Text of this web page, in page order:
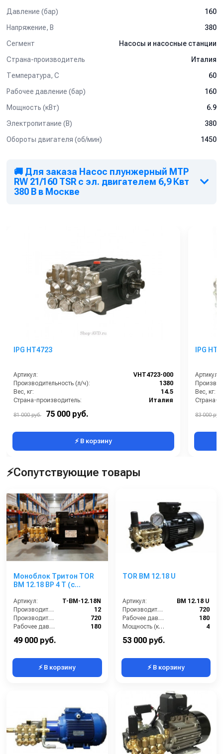
Давление (бар)
160
Напряжение, В
380
Сегмент
Насосы и насосные станции
Страна-производитель
Италия
Температура, C
60
Рабочее давление (бар)
160
Мощность (кВт)
6.9
Электропитание (В)
380
Обороты двигателя (об/мин)
1450
🚚 Для заказа Насос плунжерный MTP
RW 21/160 TSR с эл. двигателем 6,9 Квт
380 В в Москве
IPG HT4723
Артикул:
VHT4723-000
Производительность (л/ч):
1380
Вес, кг:
14.5
Страна-производитель:
Италия
Рабочее давление (бар):
Мощность (кВт):
81 000 руб. 75 000 руб.
⚡ В корзину
IPG
Артикул:
Вес, кг:
Страна-
83 000 руб.
⚡Сопутствующие товары
Моноблок Тритон TOR
ВМ 12.18 ВР 4 Т (с
аварийным
регулятором давления
SVL17 170 бар, без
электрики)
Артикул:
T-BM-12.18N
Производительность (л/мин):
12
Производительность (л/ч):
720
Рабочее давление (бар):
180
Мощность (кВт):
49 000 руб.
⚡ В корзину
TOR BM 12.18 U
Артикул:
BM 12.18 U
Производительность (л/ч):
720
Рабочее давление (бар):
180
Мощность (кВт):
4
Электропитание (В):
53 000 руб.
⚡ В корзину